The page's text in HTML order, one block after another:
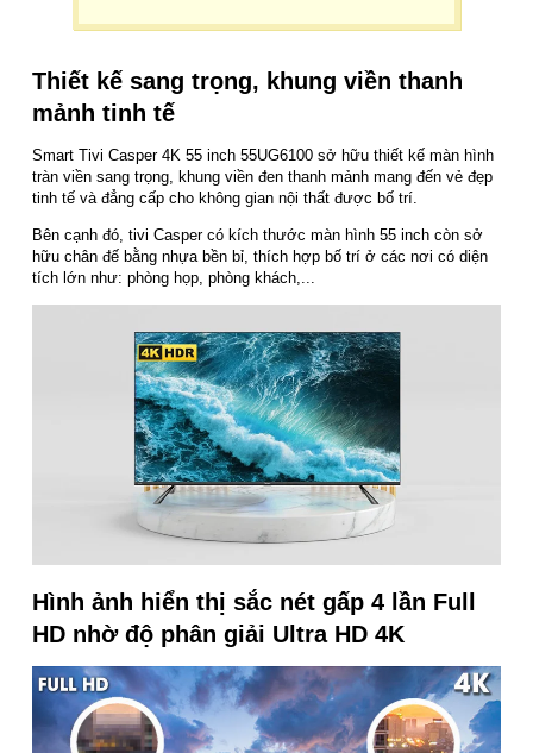
Thiết kế sang trọng, khung viền thanh
mảnh tinh tế
Smart Tivi Casper 4K 55 inch 55UG6100 sở hữu thiết kế màn hình
tràn viền sang trọng, khung viền đen thanh mảnh mang đến vẻ đẹp
tinh tế và đẳng cấp cho không gian nội thất được bố trí.
Bên cạnh đó, tivi Casper có kích thước màn hình 55 inch còn sở
hữu chân đế bằng nhựa bền bỉ, thích hợp bố trí ở các nơi có diện
tích lớn như: phòng họp, phòng khách,...
Hình ảnh hiển thị sắc nét gấp 4 lần Full
HD nhờ độ phân giải Ultra HD 4K